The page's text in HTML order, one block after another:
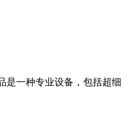
是一种专业设备，包括超细